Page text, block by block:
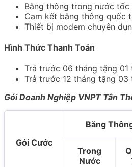
Băng thông trong nước tốc
Cam kết băng thông quốc
Thiết bị modem chuyên
Hình Thức Thanh Toán
Trả trước 06 tháng tặng 01
Trả trước 12 tháng tặng 03
Gói Doanh Nghiệp VNPT Tân
Gói Cước
Băng
Trong
Nước